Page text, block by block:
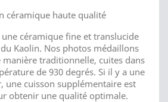
céramique haute qualité
céramique fine et translucide
Kaolin. Nos photos médaillons
manière traditionnelle, cuites dans
de 930 degrés. Si il y a une
une cuisson supplémentaire est
obtenir une qualité optimale.